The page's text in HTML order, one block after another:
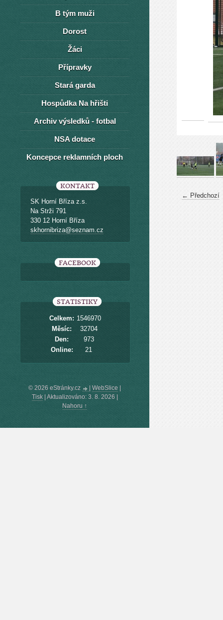
← Předchozí
B tým muži
Dorost
Žáci
Přípravky
Stará garda
Hospůdka Na hřišti
Archiv výsledků - fotbal
NSA dotace
Koncepce reklamních ploch
KONTAKT
SK Horní Bříza z.s.
Na Strži 791
330 12 Horní Bříza
skhornibriza@seznam.cz
FACEBOOK
STATISTIKY
Online: 21
Celkem: 1546970
Měsíc:
32704
Den:
973
© 2026 eStránky.cz WebSlice
Tisk| Aktualizováno: 3. 8. 2026
Nahoru ↑